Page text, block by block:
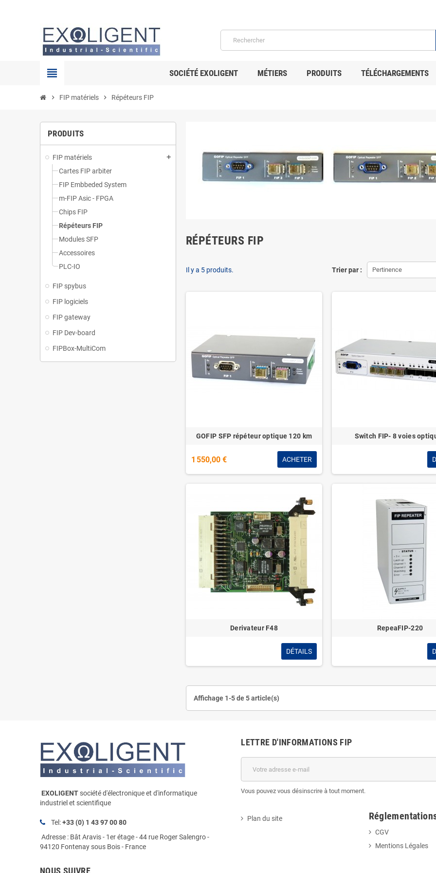
view_headline SOCIÉTÉ EXOLIGENT MÉTIERS PRODUITS TÉLÉCHARGEMENTS
chevron_right FIP matériels chevron_right Répéteurs FIP
PRODUITS
FIP matériels add
Cartes FIP arbiter
FIP Embbeded System
m-FIP Asic - FPGA
Chips FIP
Répéteurs FIP
Modules SFP
Accessoires
PLC-IO
FIP spybus
FIP logiciels
FIP gateway
FIP Dev-board
FIPBox-MultiCom
RÉPÉTEURS FIP
Trier par : Pertinence
Il y a 5 produits.
GOFIP SFP répéteur optique 120 km
1 550,00 € ACHETER
Switch FIP- 8 voies
Derivateur F48
DÉTAILS
RepeaFIP-220
Affichage 1-5 de 5 article(s)
EXOLIGENT société d'électronique et d'informatique
industriel et scientifique
Tel:+33 (0) 1 43 97 00 80
Adresse : Bât Aravis - 1er étage - 44 rue Roger Salengro -
94120 Fontenay sous Bois - France
NOUS SUIVRE
LETTRE D'INFORMATIONS FIP
Vous pouvez vous désinscrire à tout moment.
Plan du site
CGV
Mentions Légales